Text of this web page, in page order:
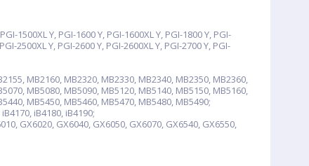
1500XL Y, PGI-1600 Y, PGI-1600XL Y, PGI-1800 Y, PGI-
2500XL Y, PGI-2600 Y, PGI-2600XL Y, PGI-2700 Y, PGI-
MB2160, MB2320, MB2330, MB2340, MB2350, MB2360,
MB5080, MB5090, MB5120, MB5140, MB5150, MB5160,
MB5450, MB5460, MB5470, MB5480, MB5490;
iB4180, iB4190;
GX6020, GX6040, GX6050, GX6070, GX6540, GX6550,